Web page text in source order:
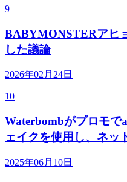
9
BABYMONSTERアヒ
した議論
2026年02月24日
10
Waterbombがプロモで
ェイクを使用し、ネッ
2025年06月10日